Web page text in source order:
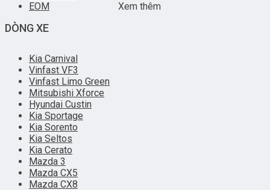
EOM
Xem thêm
DÒNG XE
Kia Carnival
Vinfast VF3
Vinfast Limo Green
Mitsubishi Xforce
Hyundai Custin
Kia Sportage
Kia Sorento
Kia Seltos
Kia Cerato
Mazda 3
Mazda CX5
Mazda CX8